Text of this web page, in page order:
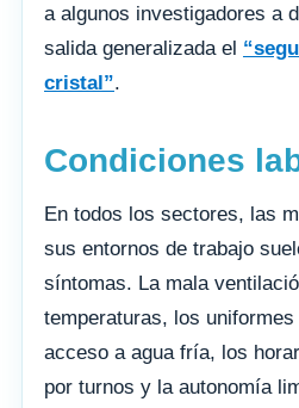
a algunos investigadores a
salida generalizada el
cristal”.
Condiciones
En todos los sectores, las
sus entornos de trabajo
síntomas. La mala
temperaturas, los
acceso a agua fría, los
por turnos y la autonomía